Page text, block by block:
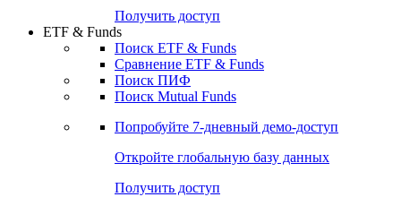
Попробуйте7-дневный
Откройте глобальную базу данных
Получить доступ
ETF & Funds
Сравнение ETF & Funds
Поиск Mutual Funds
Попробуйте7-дневный